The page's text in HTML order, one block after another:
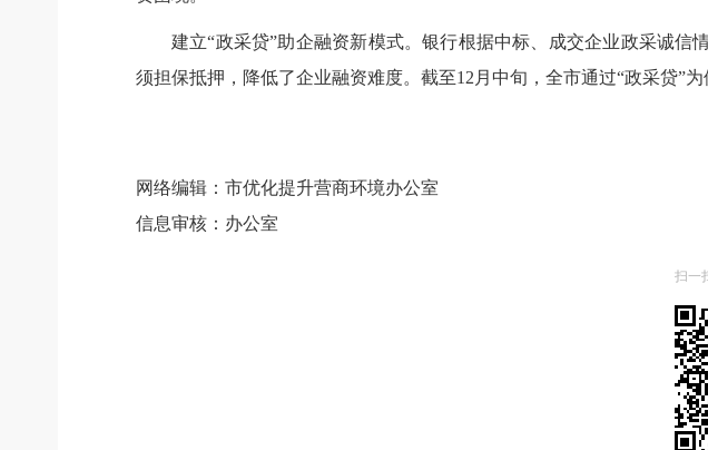
建立“政采贷”助企融资新模式。银行根据中标、成交企业政采诚
须担保抵押，降低了企业融资难度。截至12月中旬，全市通过“政采贷”
网络编辑：市优化提升营商环境办公室
信息审核：办公室
扫一